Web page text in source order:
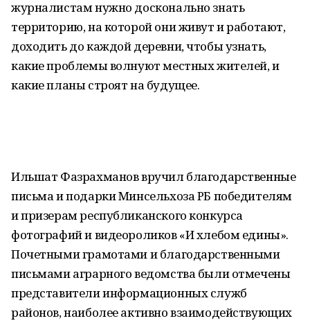
журналистам нужно досконально знать
территорию, на которой они живут и работают,
доходить до каждой деревни, чтобы узнать,
какие проблемы волнуют местных жителей, и
какие планы строят на будущее.
Ильшат Фазрахманов вручил благодарственные
письма и подарки Минсельхоза РБ победителям
и призерам республиканского конкурса
фотографий и видеороликов «И хлебом едины».
Почетными грамотами и благодарственными
письмами аграрного ведомства были отмечены
представители информационных служб
районов, наиболее активно взаимодействующих